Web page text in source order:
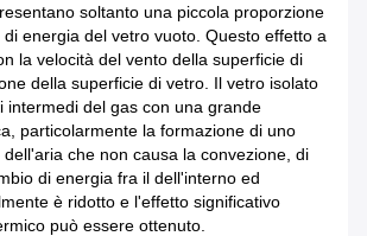
soltanto una piccola proporzione
energia del vetro vuoto. Questo effetto a
la velocità del vento della superficie di
della superficie di vetro. Il vetro isolato
intermedi del gas con una grande
particolarmente la formazione di uno
che non causa la convezione, di
di energia fra il dell'interno ed
è ridotto e l'effetto significativo
può essere ottenuto.